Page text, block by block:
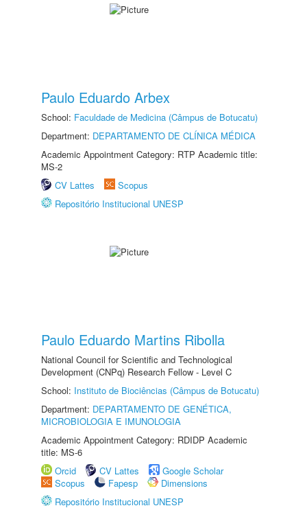
Paulo Eduardo Arbex
School: Faculdade de Medicina (Câmpus de Botucatu)
Department: DEPARTAMENTO DE CLÍNICA MÉDICA
Academic Appointment Category: RTP Academic title:
MS-2
CV Lattes
Scopus
Repositório Institucional UNESP
Paulo Eduardo Martins Ribolla
National Council for Scientific and Technological
Development (CNPq) Research Fellow - Level C
School: Instituto de Biociências (Câmpus de Botucatu)
Department: DEPARTAMENTO DE GENÉTICA,
MICROBIOLOGIA E IMUNOLOGIA
Academic Appointment Category: RDIDP Academic
title: MS-6
Orcid
CV Lattes
Google Scholar
Scopus
Fapesp
Dimensions
Repositório Institucional UNESP